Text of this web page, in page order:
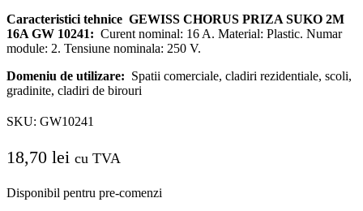
Caracteristici tehnice GEWISS CHORUS PRIZA SUKO 2M
16A GW 10241: Curent nominal: 16 A. Material: Plastic. Numar
module: 2. Tensiune nominala: 250 V.
Domeniu de utilizare: Spatii comerciale, cladiri rezidentiale, scoli,
gradinite, cladiri de birouri
SKU: GW10241
18,70 lei cu TVA
Disponibil pentru pre-comenzi